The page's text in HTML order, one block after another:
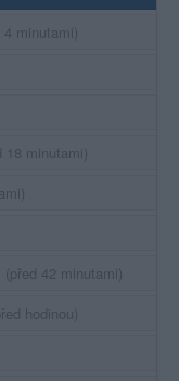
aktivita:
4 minutami)
aktivita:
18 minutami)
Poslední aktivita:
(před 42 minutami)
aktivita:
hodinou)